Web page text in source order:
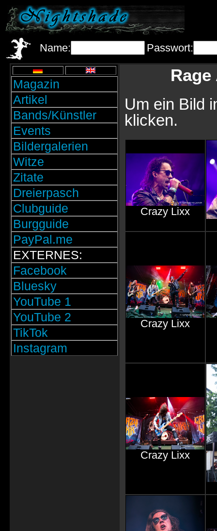
Name: Passwort:
Magazin
Artikel
Bands/Künstler
Events
Bildergalerien
Witze
Zitate
Dreierpasch
Clubguide
Burgguide
PayPal.me
EXTERNES:
Facebook
Bluesky
YouTube 1
YouTube 2
TikTok
Instagram
Um ein Bild
klicken.
Crazy Lixx
Crazy Lixx
Crazy Lixx